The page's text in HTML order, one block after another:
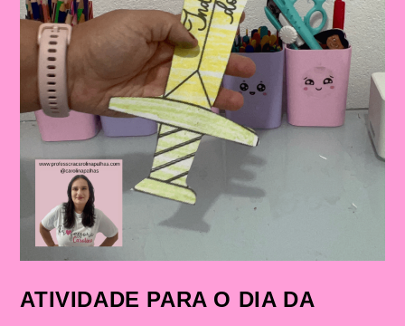
ATIVIDADE PARA O DIA DA